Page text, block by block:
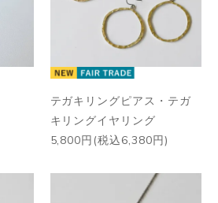
テガキリングピアス・テガ
キリングイヤリング
5,800円(税込6,380円)